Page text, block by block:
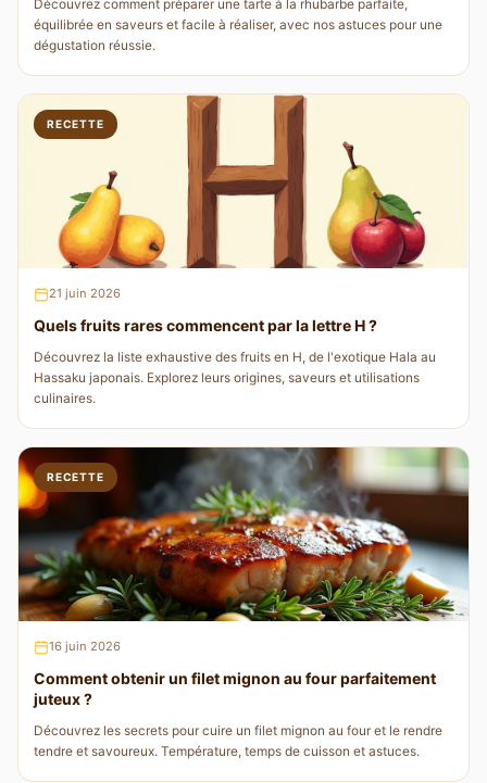
Découvrez comment préparer une tarte à la rhubarbe parfaite,
équilibrée en saveurs et facile à réaliser, avec nos astuces pour une
dégustation réussie.
RECETTE
21 juin 2026
Quels fruits rares commencent par la lettre H ?
Découvrez la liste exhaustive des fruits en H, de l'exotique Hala au
Hassaku japonais. Explorez leurs origines, saveurs et utilisations
culinaires.
RECETTE
16 juin 2026
Comment obtenir un filet mignon au four parfaitement
juteux ?
Découvrez les secrets pour cuire un filet mignon au four et le rendre
tendre et savoureux. Température, temps de cuisson et astuces.